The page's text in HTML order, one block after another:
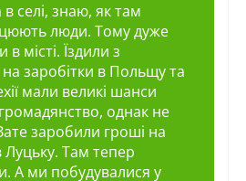
селі, знаю, як там
люди. Тому дуже
в місті. Їздили з
заробітки в Польщу та
мали великі шанси
однак не
заробили гроші на
Луцьку. Там тепер
А ми побудувалися у